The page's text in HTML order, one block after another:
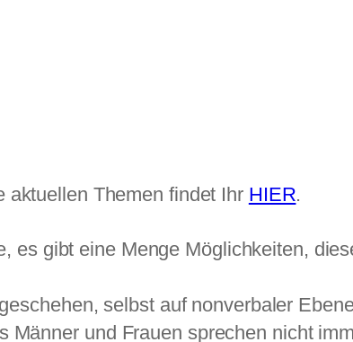
aktuellen Themen findet Ihr HIER.
es gibt eine Menge Möglichkeiten,
selbst auf nonverbaler
und Frauen sprechen nicht